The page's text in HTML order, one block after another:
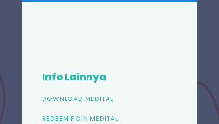
Info Lainnya
DOWNLOAD MEDITAL
REDEEM POIN MEDITAL